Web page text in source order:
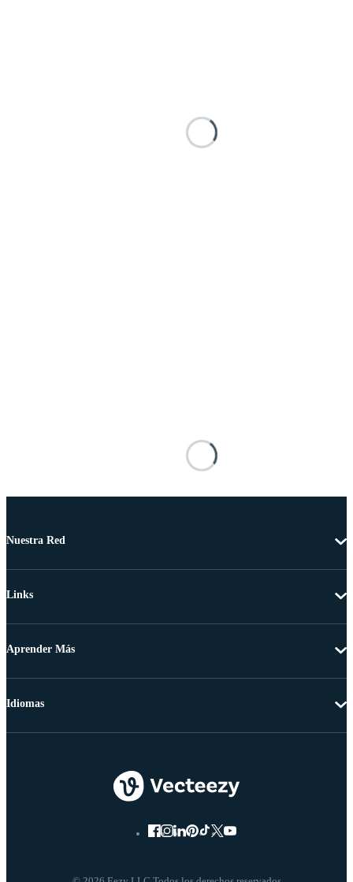
Nuestra Red
Links
Aprender Más
Idiomas